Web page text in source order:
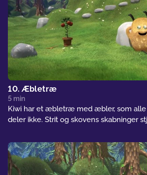
10. Æbletræ
5 min
Kiwi har et æbletræ med æbler, som alle
deler ikke. Strit og skovens skabninger
situationen.